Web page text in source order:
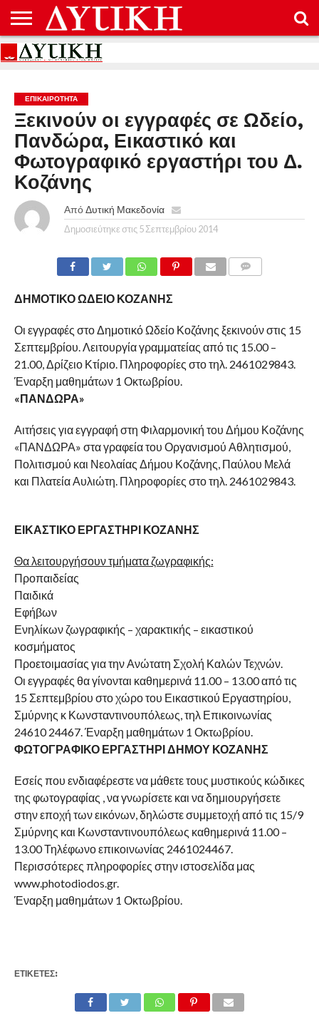
ΑΡΧΙΚΉ
ΕΠΙΚΟΙΝΩΝΊΑ
ΌΡΟΙ
ΠΡΟΣΤΑΣΊΑ
ΕΠΙΚΑΙΡΟΤΗΤΑ
Ξεκινούν οι εγγραφές σε Ωδείο,
Πανδώρα, Εικαστικό και
Φωτογραφικό εργαστήρι του Δ.
Κοζάνης
Από Δυτική Μακεδονία
Δημοσιεύτηκε στις 5 Σεπτεμβρίου 2014
ΔΗΜΟΤΙΚΟ ΩΔΕΙΟ ΚΟΖΑΝΗΣ
Οι εγγραφές στο Δημοτικό Ωδείο Κοζάνης ξεκινούν στις 15
Σεπτεμβρίου. Λειτουργία γραμματείας από τις 15.00 –
21.00, Δρίζειο Κτίριο. Πληροφορίες στο τηλ. 2461029843.
Έναρξη μαθημάτων 1 Οκτωβρίου.
«ΠΑΝΔΩΡΑ»
Αιτήσεις για εγγραφή στη Φιλαρμονική του Δήμου Κοζάνης
«ΠΑΝΔΩΡΑ» στα γραφεία του Οργανισμού Αθλητισμού,
Πολιτισμού και Νεολαίας Δήμου Κοζάνης, Παύλου Μελά
και Πλατεία Αυλιώτη. Πληροφορίες στο τηλ. 2461029843.
ΕΙΚΑΣΤΙΚΟ ΕΡΓΑΣΤΗΡΙ ΚΟΖΑΝΗΣ
Θα λειτουργήσουν τμήματα ζωγραφικής:
Προπαιδείας
Παιδικά
Εφήβων
Ενηλίκων ζωγραφικής – χαρακτικής – εικαστικού
κοσμήματος
Προετοιμασίας για την Ανώτατη Σχολή Καλών Τεχνών.
Οι εγγραφές θα γίνονται καθημερινά 11.00 – 13.00 από τις
15 Σεπτεμβρίου στο χώρο του Εικαστικού Εργαστηρίου,
Σμύρνης κ Κωνσταντινουπόλεως, τηλ Επικοινωνίας
24610 24467. Έναρξη μαθημάτων 1 Οκτωβρίου.
ΦΩΤΟΓΡΑΦΙΚΟ ΕΡΓΑΣΤΗΡΙ ΔΗΜΟΥ ΚΟΖΑΝΗΣ
Εσείς που ενδιαφέρεστε να μάθετε τους μυστικούς κώδικες
της φωτογραφίας , να γνωρίσετε και να δημιουργήσετε
στην εποχή των εικόνων, δηλώστε συμμετοχή από τις 15/9
Σμύρνης και Κωνσταντινουπόλεως καθημερινά 11.00 –
13.00 Τηλέφωνο επικοινωνίας 2461024467.
Περισσότερες πληροφορίες στην ιστοσελίδα μας
www.photodiodos.gr.
Έναρξη μαθημάτων 1 Οκτωβρίου.
ΕΤΙΚΕΤΕΣ: